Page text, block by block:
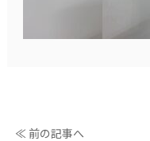
≪ 前の記事へ